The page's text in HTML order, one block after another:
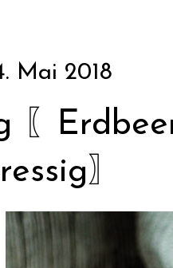
Mai 2018
〖
〗